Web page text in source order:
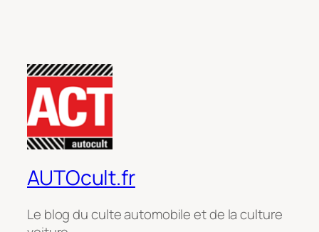
AUTOcult.fr
Le blog du culte automobile et de la culture